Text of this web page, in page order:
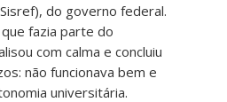
do governo federal.
fazia parte do
com calma e concluiu
não funcionava bem e
universitária.